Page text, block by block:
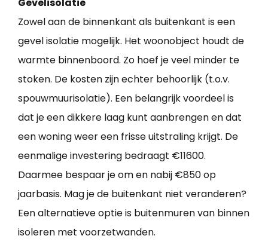
Zowel aan de binnenkant als buitenkant is een
gevel isolatie mogelijk. Het woonobject houdt de
warmte binnenboord. Zo hoef je veel minder te
stoken. De kosten zijn echter behoorlijk (t.o.v.
spouwmuurisolatie). Een belangrijk voordeel is
dat je een dikkere laag kunt aanbrengen en dat
een woning weer een frisse uitstraling krijgt. De
eenmalige investering bedraagt €11600.
Daarmee bespaar je om en nabij €850 op
jaarbasis. Mag je de buitenkant niet veranderen?
Een alternatieve optie is buitenmuren van binnen
isoleren met voorzetwanden.